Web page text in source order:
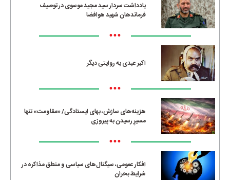
یادداشت سردار سید مجید موسوی در توصیف
فرماندهان شهید هوافضا
•••
اکبر عبدی به روایتی دیگر
•••
هزینه‌های سازش، بهای ایستادگی/ «مقاومت» تنها
مسیرِ رسیدن به پیروزی
•••
افکار عمومی، سیگنال‌های سیاسی و منطق مذاکره در
شرایط بحران